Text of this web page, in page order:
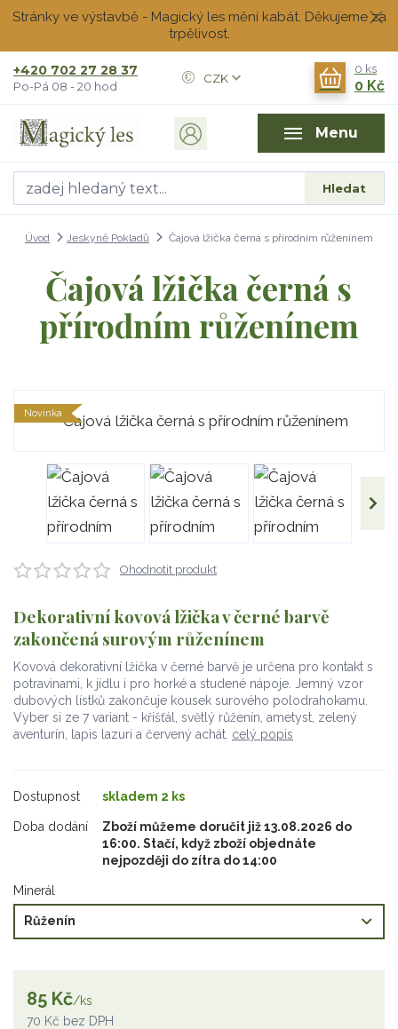
Stránky ve výstavbě - Magický les mění kabát. Děkujeme za
trpělivost.
Menu
CZK
Hledat
+420 702 27 28 37
Po-Pá 08 - 20 hod
0 ks
0 Kč
Úvod Jeskyně Pokladů Čajová lžička černá s přírodním růženínem
Čajová lžička černá s
přírodním růženínem
Novinka
Ohodnotit produkt
Dekorativní kovová lžička v černé barvě
zakončená surovým růženínem
Kovová dekorativní lžička v černé barvě je určena pro kontakt s
potravinami, k jídlu i pro horké a studené nápoje. Jemný vzor
dubových lístků zakončuje kousek surového polodrahokamu.
Vyber si ze 7 variant - křišťál, světlý růženín, ametyst, zelený
aventurín, lapis lazuri a červený achát. celý popis
Dostupnost skladem 2 ks
Doba dodání
Zboží můžeme doručit již 13.08.2026 do
16:00. Stačí, když zboží objednáte
nejpozději do zítra do 14:00
Minerál
85 Kč/ks
70 Kč bez DPH